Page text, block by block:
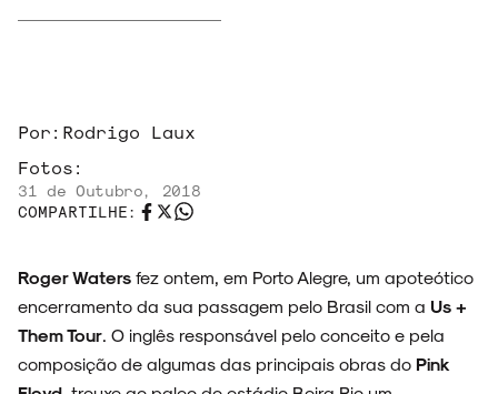
Por: Rodrigo Laux
Fotos:
31 de Outubro, 2018
COMPARTILHE:
Roger Waters fez ontem, em Porto Alegre, um apoteótico
encerramento da sua passagem pelo Brasil com a Us +
Them Tour. O inglês responsável pelo conceito e pela
composição de algumas das principais obras do Pink